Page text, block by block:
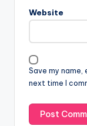
Website
Save my
next time I